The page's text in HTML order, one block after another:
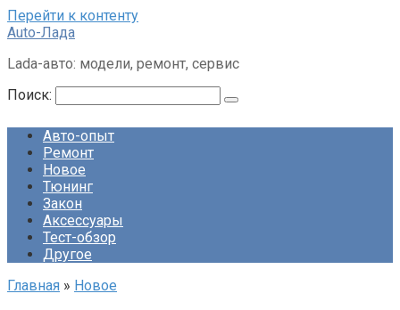
Перейти к контенту
Auto-Лада
Lada-авто: модели, ремонт, сервис
Поиск:
Авто-опыт
Ремонт
Новое
Тюнинг
Закон
Аксессуары
Тест-обзор
Другое
Главная » Новое